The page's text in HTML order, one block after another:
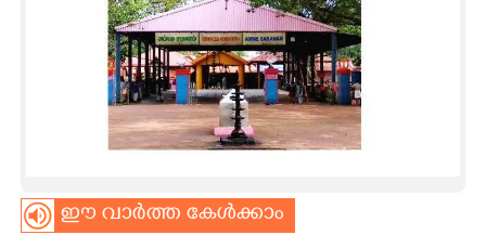
ASTROഈ വാർത്ത കേൾക്കാം